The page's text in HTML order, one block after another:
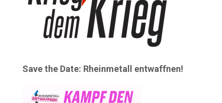
Save the Date: Rheinmetall entwaffnen!